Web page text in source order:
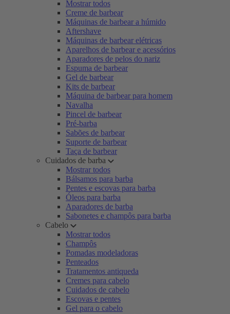
Mostrar todos
Creme de barbear
Máquinas de barbear a húmido
Aftershave
Máquinas de barbear elétricas
Aparelhos de barbear e acessórios
Aparadores de pelos do nariz
Espuma de barbear
Gel de barbear
Kits de barbear
Máquina de barbear para homem
Navalha
Pincel de barbear
Pré-barba
Sabões de barbear
Suporte de barbear
Taça de barbear
Cuidados de barba
Mostrar todos
Bálsamos para barba
Pentes e escovas para barba
Óleos para barba
Aparadores de barba
Sabonetes e champôs para barba
Cabelo
Mostrar todos
Champôs
Pomadas modeladoras
Penteados
Tratamentos antiqueda
Cremes para cabelo
Cuidados de cabelo
Escovas e pentes
Gel para o cabelo